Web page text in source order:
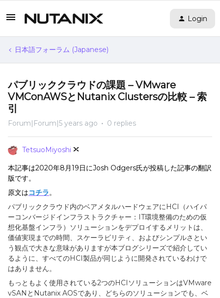
Login
日本語フォーラム (Japanese)
パブリッククラウドの課題 – VMware
VMConAWSとNutanix Clustersの比較 – 索
引
Forum|Forum|5 years ago 0 replies
TetsuoMiyoshi
本記事は2020年8月19日にJosh Odgers氏が投稿した記事の翻訳
版です。
原文はコチラ。
パブリッククラウド内のベアメタルハードウェアにHCI
（ハイパ
ーコンバージドインフラストラクチャー： IT環境整備のための仮
想化基盤インフラ）ソリューションをデプロイするメリットは、
価値実現までの時間、スケーラビリティ、およびシンプルさとい
う観点で大きな意味がありますが本ブログシリーズで紹介してい
るように、すべてのHCI製品が同じように開発されているわけで
はありません。
もっともよく使用されている2つのHCI ソリューションはVMware
vSAN と Nutanix AOSであり、どちらのソリューションでも、ベ